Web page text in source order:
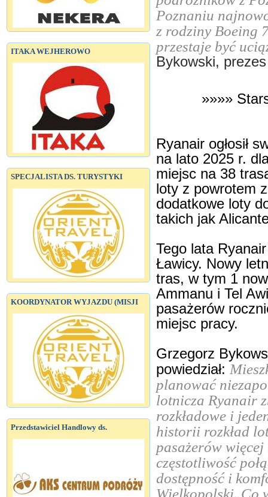
ITAKA WEJHEROWO
SPECJALISTA DS. TURYSTYKI
KOORDYNATOR WYJAZDU (MISJI
Przedstawiciel Handlowy ds.
Poznaniu
z rodziny Boeing
przestaje być
Bykowski,
»»»»
Ryanair ogłosił
na lato 2025 r.
miejsc na 38
loty z powrotem
dodatkowe loty
takich jak
Tego lata
Ławicy. Nowy
tras, w tym 1
Ammanu i Tel
pasażerów
miejsc pracy.
Grzegorz
powiedział:
planować
lotnicza Ryanair
rozkładowe i
historii rozkład
pasażerów
częstotliwość
dostępność i
Wielkopolski. Co